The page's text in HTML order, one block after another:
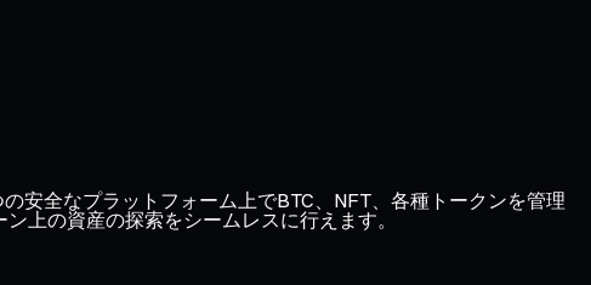
安全なプラットフォーム上でBTC、NFT、各種トークンを管理
上の資産の探索をシームレスに行えます。